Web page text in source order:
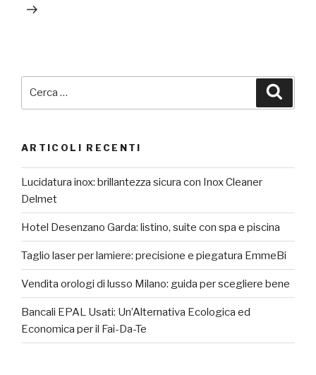
ARTICOLI RECENTI
Lucidatura inox: brillantezza sicura con Inox Cleaner
Delmet
Hotel Desenzano Garda: listino, suite con spa e piscina
Taglio laser per lamiere: precisione e piegatura EmmeBi
Vendita orologi di lusso Milano: guida per scegliere bene
Bancali EPAL Usati: Un’Alternativa Ecologica ed
Economica per il Fai-Da-Te